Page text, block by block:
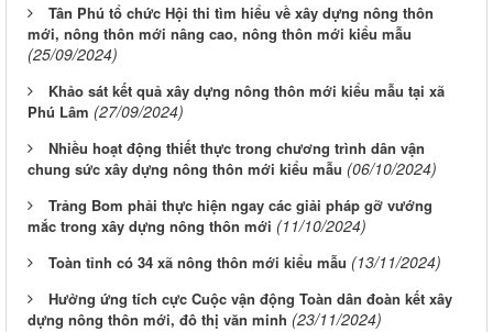
Tân Phú tổ chức Hội thi tìm hiểu về xây dựng nông thôn
mới, nông thôn mới nâng cao, nông thôn mới kiểu mẫu
(25/09/2024)
Khảo sát kết quả xây dựng nông thôn mới kiểu mẫu tại xã
Phú Lâm (27/09/2024)
Nhiều hoạt động thiết thực trong chương trình dân vận
chung sức xây dựng nông thôn mới kiểu mẫu (06/10/2024)
Trảng Bom phải thực hiện ngay các giải pháp gỡ vướng
mắc trong xây dựng nông thôn mới (11/10/2024)
Toàn tỉnh có 34 xã nông thôn mới kiểu mẫu (13/11/2024)
Hưởng ứng tích cực Cuộc vận động Toàn dân đoàn kết xây
dựng nông thôn mới, đô thị văn minh (23/11/2024)